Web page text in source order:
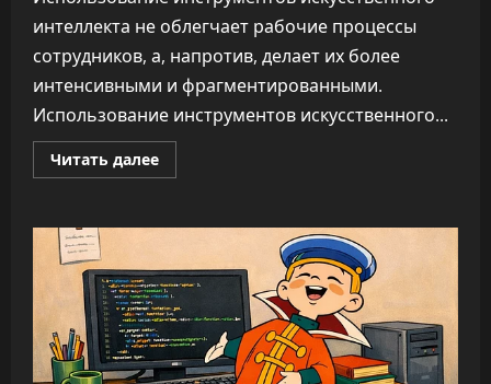
интеллекта не облегчает рабочие процессы
сотрудников, а, напротив, делает их более
интенсивными и фрагментированными.
Использование инструментов искусственного...
Читать далееПрочитать
больше
облегчает
а
увеличивает
время
на
каждую
задачу
—
до